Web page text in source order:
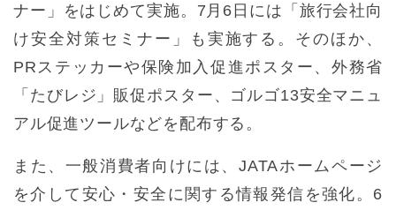
ナー」をはじめて実施。7月6日には「旅行会社向
け安全対策セミナー」も実施する。そのほか、
PRステッカーや保険加入促進ポスター、外務省
「たびレジ」販促ポスター、ゴルゴ13安全マニュ
アル促進ツールなどを配布する。
また、一般消費者向けには、JATAホームページ
を介して安心・安全に関する情報発信を強化。6